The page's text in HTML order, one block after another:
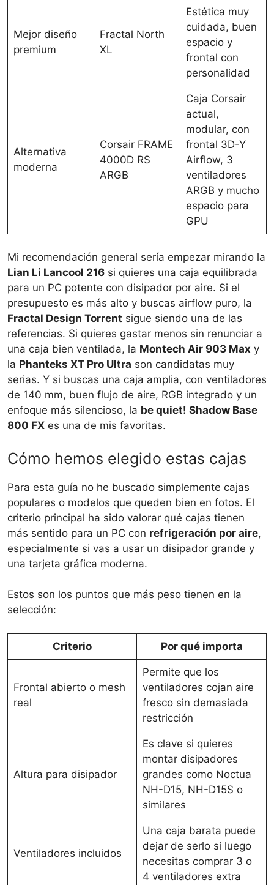
Mejor diseño
premium
Fractal North
XL
Estética muy
cuidada, buen
espacio y
frontal con
personalidad
Alternativa
moderna
Corsair FRAME
4000D RS
ARGB
Caja Corsair
actual,
modular, con
frontal 3D-Y
Airflow, 3
ventiladores
ARGB y mucho
espacio para
GPU
Mi recomendación general sería empezar mirando la
Lian Li Lancool 216 si quieres una caja equilibrada
para un PC potente con disipador por aire. Si el
presupuesto es más alto y buscas airflow puro, la
Fractal Design Torrent sigue siendo una de las
referencias. Si quieres gastar menos sin renunciar a
una caja bien ventilada, la Montech Air 903 Max y
la Phanteks XT Pro Ultra son candidatas muy
serias. Y si buscas una caja amplia, con ventiladores
de 140 mm, buen flujo de aire, RGB integrado y un
enfoque más silencioso, la be quiet! Shadow Base
800 FX es una de mis favoritas.
Cómo hemos elegido estas cajas
Para esta guía no he buscado simplemente cajas
populares o modelos que queden bien en fotos. El
criterio principal ha sido valorar qué cajas tienen
más sentido para un PC con refrigeración por aire,
especialmente si vas a usar un disipador grande y
una tarjeta gráfica moderna.
Estos son los puntos que más peso tienen en la
selección:
Criterio Por qué importa
Frontal abierto o mesh
real
Permite que los
ventiladores cojan aire
fresco sin demasiada
restricción
Altura para disipador
Es clave si quieres
montar disipadores
grandes como Noctua
NH-D15, NH-D15S o
similares
Ventiladores incluidos
Una caja barata puede
dejar de serlo si luego
necesitas comprar 3 o
4 ventiladores extra